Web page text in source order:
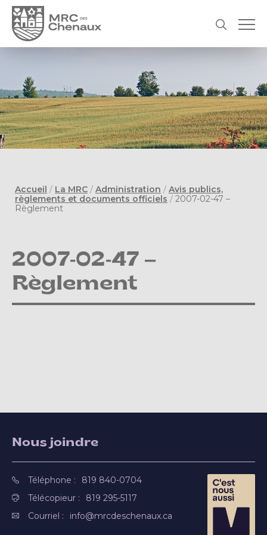
Accueil / La MRC / Administration / Avis publics,
règlements et documents officiels / 2007-02-47 –
Règlement
2007-02-47 –
Règlement
Nous joindre
Téléphone :
819 840-0704
Télécopieur :
819 295-5117
Courriel :
info@mrcdeschenaux.ca